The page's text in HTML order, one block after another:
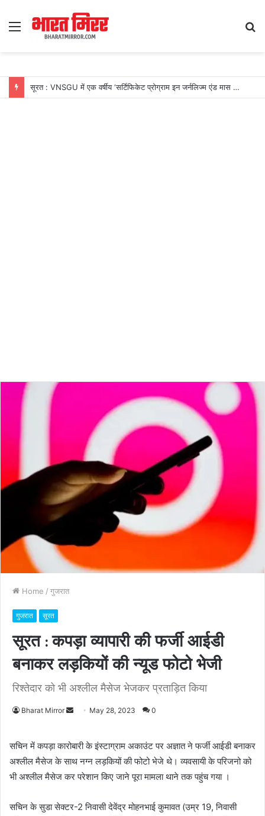
Menu
सूरत : VNSGU में एक वर्षीय ‘सर्टिफिकेट प्रोग्राम इन जर्नलिज्म एंड मास कम्युनिकेशन’ का शुभारंभ
Home / गुजरात
गुजरात सूरत
सूरत : कपड़ा व्यापारी की फर्जी आईडी
बनाकर लड़कियों की न्यूड फोटो भेजी
रिश्तेदार को भी अश्लील मैसेज भेजकर प्रताड़ित किया
Bharat Mirror
a
n
m
May 28, 2023 0
सचिन में कपड़ा कारोबारी के इंस्टाग्राम अकाउंट पर अज्ञात ने फर्जी आईडी बनाकर
अश्लील मैसेज के साथ नग्न लड़कियों की फोटो भेजे थे। व्यवसायी के परिजनो को
भी अश्लील मैसेज कर परेशान किए जाने पूरा मामला थाने तक पहुंच गया ।
सचिन के सुडा सेक्टर-2 निवासी देवेंद्र मोहनभाई कुमावत (उम्र 19, निवासी